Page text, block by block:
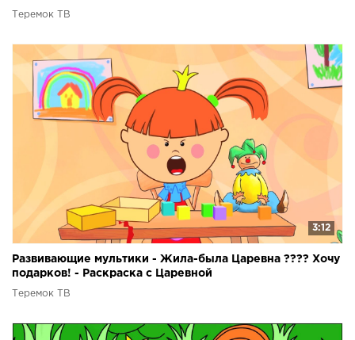
Теремок ТВ
3:12
Развивающие мультики - Жила-была Царевна ???? Хочу
подарков! - Раскраска с Царевной
Теремок ТВ